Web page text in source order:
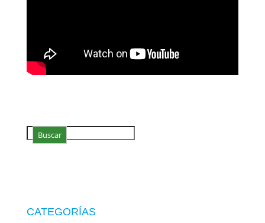
Search
Buscar
CATEGORÍAS